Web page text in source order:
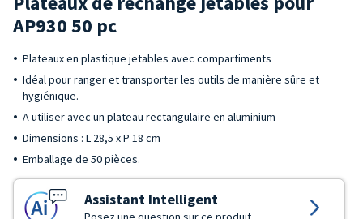
AP930 50 pc
Plateaux en plastique jetables avec compartiments
Idéal pour ranger et transporter les outils de manière sûre et
hygiénique.
A utiliser avec un plateau rectangulaire en aluminium
Dimensions : L 28,5 x P 18 cm
Emballage de 50 pièces.
Assistant Intelligent